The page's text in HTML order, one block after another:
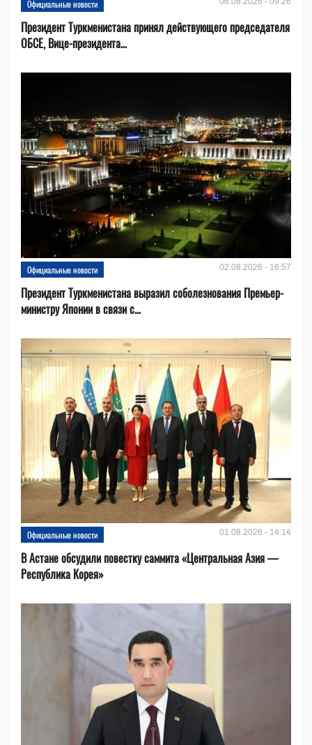
Официальные новости
Президент Туркменистана принял действующего председателя
ОБСЕ, Вице-президента...
Официальные новости 02.08.2026 - 16:57
Президент Туркменистана выразил соболезнования Премьер-
министру Японии в связи с...
Официальные новости 01.08.2026 - 14:14
В Астане обсудили повестку саммита «Центральная Азия —
Республика Корея»